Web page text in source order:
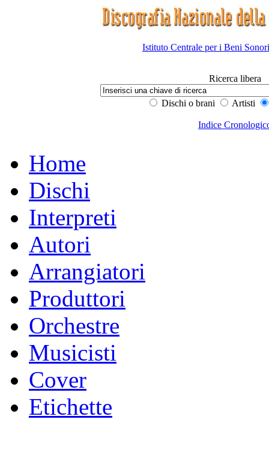
Istituto Centrale per i Beni
Ricerca libera
Dischi o brani Artisti
Indice
Home
Dischi
Interpreti
Autori
Arrangiatori
Produttori
Orchestre
Musicisti
Cover
Etichette